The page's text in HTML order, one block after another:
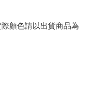
顏色請以出貨商品為